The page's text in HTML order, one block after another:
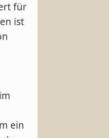
für
ist
ein